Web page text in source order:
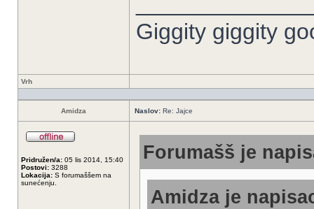
Giggity giggity
Vrh
Amidza Naslov: Re: Jajce
Pridružen/a: 05 lis 2014, 15:40
Postovi: 3288
Lokacija: S forumaššem na
sunećenju.
Forumašš je
Amidza je